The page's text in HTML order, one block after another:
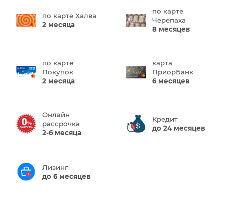
по карте Халва
2 месяца
по карте
Черепаха
8 месяцев
по карте
Покупок
2 месяца
карта
ПриорБанк
6 месяцев
Онлайн
рассрочка
2-6 месяца
Кредит
до 24 месяцев
Лизинг
до 6 месяцев